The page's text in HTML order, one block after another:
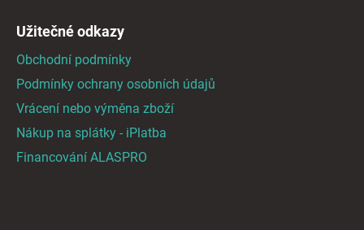
Užitečné odkazy
Obchodní podmínky
Podmínky ochrany osobních údajů
Vrácení nebo výměna zboží
Nákup na splátky - iPlatba
Financování ALASPRO